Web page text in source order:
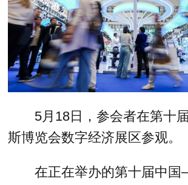
5月18日，参会者在第十
斯博览会数字经济展区参观。
在正在举办的第十届中